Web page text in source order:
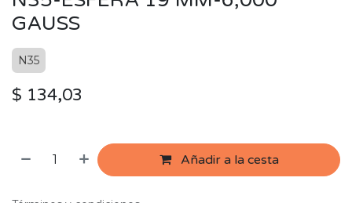
GAUSS
N35
$ 134,03
Añadir a la cesta